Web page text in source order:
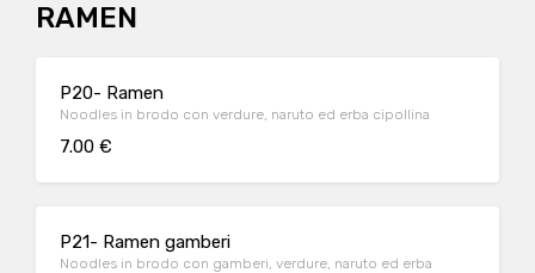
RAMEN
P20- Ramen
Noodles in brodo con verdure, naruto ed erba cipollina
7.00 €
P21- Ramen gamberi
Noodles in brodo con gamberi, verdure, naruto ed erba